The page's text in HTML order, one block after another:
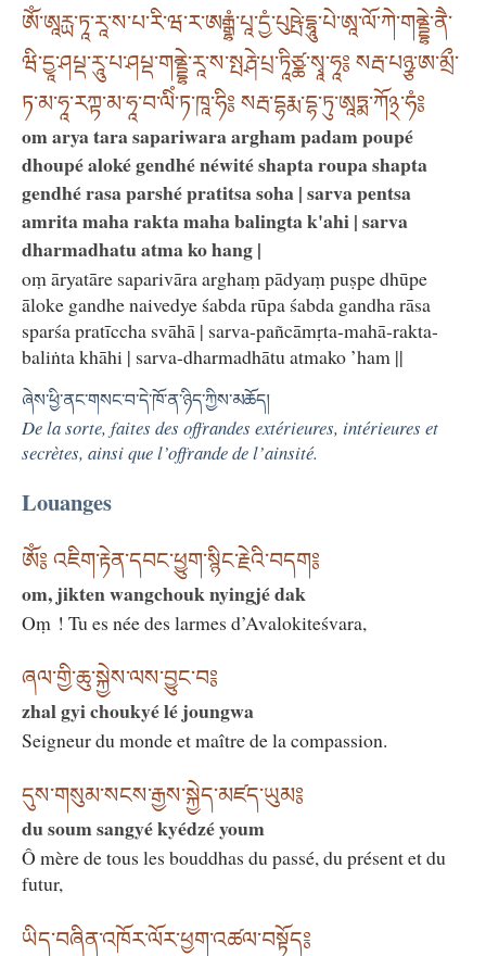
ཨོཾ་ཨཱརྻ་ཏཱ་རཱ་ས་པ་རི་ཝ་ར་ཨརྒྷཾ་པཱ་དྱཾ་པུཥྤེ་དྷཱུ་པེ་ཨཱ་ལོ་ཀེ་གནྡྷེ་ནཻ་
ཝི་དྱཱ་ཤཔྡ་རཱུ་པ་ཤཔྡ་གནྡྷེ་རཱ་ས་སྤརྴེ་པྲ་ཏཱིཙྪ་སྭཱ་ཧཱ༔ སརྦ་པཉྩ་ཨ་མྲྀ་
ཏ་མ་ཧཱ་རཀྟ་མ་ཧཱ་བ་ལིཾ་ཏ་ཁཱ་ཧི༔ སརྦ་དྷརྨ་དྷ་ཏུ་ཨཱཏྨ་ཀོ྅་ཧཾ༔
om arya tara sapariwara argham padam poupé
dhoupé aloké gendhé néwité shapta roupa shapta
gendhé rasa parshé pratitsa soha | sarva pentsa
amrita maha rakta maha balingta k'ahi | sarva
dharmadhatu atma ko hang |
oṃ āryatāre saparivāra arghaṃ pādyaṃ puṣpe dhūpe
āloke gandhe naivedye śabda rūpa śabda gandha rāsa
sparśa pratīccha svāhā | sarva-pañcāmṛta-mahā-rakta-
baliṅta khāhi | sarva-dharmadhātu atmako ’ham ||
ཞེས་ཕྱི་ནང་གསང་བ་དེ་ཁོ་ན་ཉིད་ཀྱིས་མཆོད།
De la sorte, faites des offrandes extérieures, intérieures et
secrètes, ainsi que l’offrande de l’ainsité.
Louanges
ཨོཾ༔ འཇིག་རྟེན་དབང་ཕྱུག་སྙིང་རྗེའི་བདག༔
om, jikten wangchouk nyingjé dak
Oṃ ! Tu es née des larmes d’Avalokiteśvara,
ཞལ་གྱི་ཆུ་སྐྱེས་ལས་བྱུང་བ༔
zhal gyi choukyé lé joungwa
Seigneur du monde et maître de la compassion.
དུས་གསུམ་སངས་རྒྱས་སྐྱེད་མཛད་ཡུམ༔
du soum sangyé kyédzé youm
Ô mère de tous les bouddhas du passé, du présent et du
futur,
ཡིད་བཞིན་འཁོར་ལོར་ཕྱག་འཚལ་བསྟོད༔